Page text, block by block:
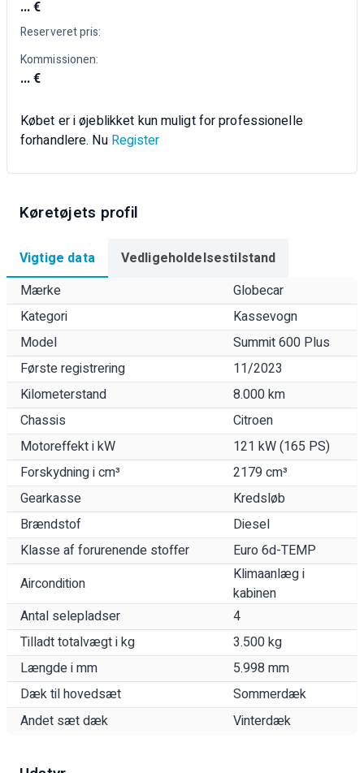
... €
Reserveret pris:
Kommissionen:
... €
Købet er i øjeblikket kun muligt for professionelle
forhandlere. Nu Register
Køretøjets profil
Vigtige data
Vedligeholdelsestilstand
Mærke
Globecar
Kategori
Kassevogn
Model
Summit 600 Plus
Første registrering
11/2023
Kilometerstand
8.000 km
Chassis
Citroen
Motoreffekt i kW
121 kW (165 PS)
Forskydning i cm³
2179 cm³
Gearkasse
Kredsløb
Brændstof
Diesel
Klasse af forurenende stoffer
Euro 6d-TEMP
Aircondition
Klimaanlæg i
kabinen
Antal selepladser
4
Tilladt totalvægt i kg
3.500 kg
Længde i mm
5.998 mm
Dæk til hovedsæt
Sommerdæk
Andet sæt dæk
Vinterdæk